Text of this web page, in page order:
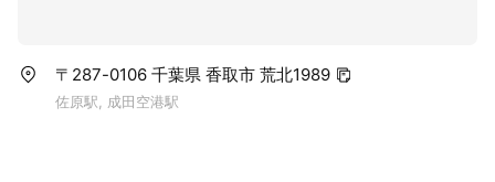
〒287-0106 千葉県 香取市 荒北1989
佐原駅, 成田空港駅